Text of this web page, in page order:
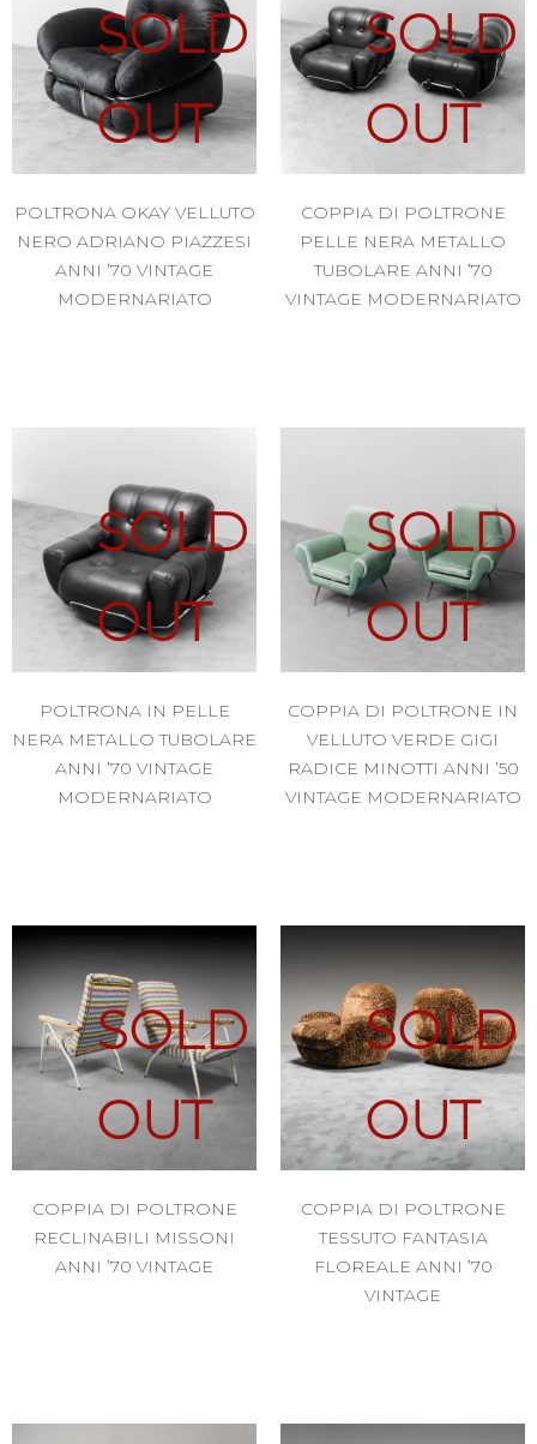
SOLD
OUT
POLTRONA OKAY VELLUTO
NERO ADRIANO PIAZZESI
ANNI ’70 VINTAGE
MODERNARIATO
SOLD
OUT
COPPIA DI POLTRONE
PELLE NERA METALLO
TUBOLARE ANNI ’70
VINTAGE MODERNARIATO
SOLD
OUT
POLTRONA IN PELLE
NERA METALLO TUBOLARE
ANNI ’70 VINTAGE
MODERNARIATO
SOLD
OUT
COPPIA DI POLTRONE IN
VELLUTO VERDE GIGI
RADICE MINOTTI ANNI ’50
VINTAGE MODERNARIATO
SOLD
OUT
COPPIA DI POLTRONE
RECLINABILI MISSONI
ANNI ’70 VINTAGE
SOLD
OUT
COPPIA DI POLTRONE
TESSUTO FANTASIA
FLOREALE ANNI ’70
VINTAGE